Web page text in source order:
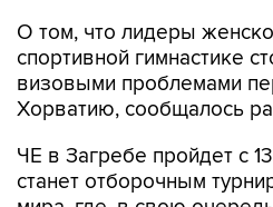
О том, что лидеры
спортивной гимнастике
визовыми проблемами
Хорватию, сообщалось
ЧЕ в Загребе пройдет с
станет отборочным